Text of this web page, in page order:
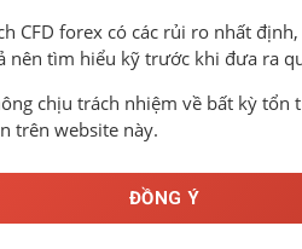
CFD forex có các rủi ro nhất
nên tìm hiểu kỹ trước khi đưa ra
chịu trách nhiệm về bất kỳ tổn
trên website này.
ĐỒNG Ý